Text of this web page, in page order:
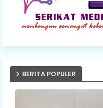
BERITA POPULER